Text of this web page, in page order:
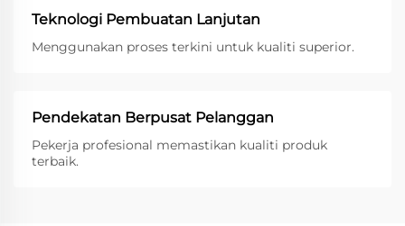
Teknologi Pembuatan Lanjutan
Menggunakan proses terkini untuk kualiti superior.
Pendekatan Berpusat Pelanggan
Pekerja profesional memastikan kualiti produk
terbaik.